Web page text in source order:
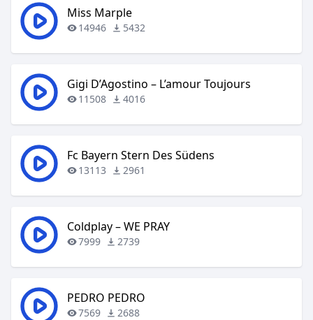
Miss Marple
14946 5432
Gigi D’Agostino – L’amour Toujours
11508 4016
Fc Bayern Stern Des Südens
13113 2961
Coldplay – WE PRAY
7999 2739
PEDRO PEDRO
7569 2688